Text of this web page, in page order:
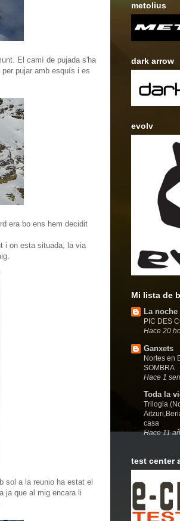
El camí de pujada s'ha
pujar amb esquís i es
era bo ens hem decidit
i on esta situada, la via
sol a la reunio ha estat el
ja que al mig encara li
metolius
dark arrow
evolv
Mi lista de
La
PIC DES
Hace 20
Ganxets
Nortes en
SOMBRA
Hace 1
Toda la
Trilogia
casa
Hace 11
test center